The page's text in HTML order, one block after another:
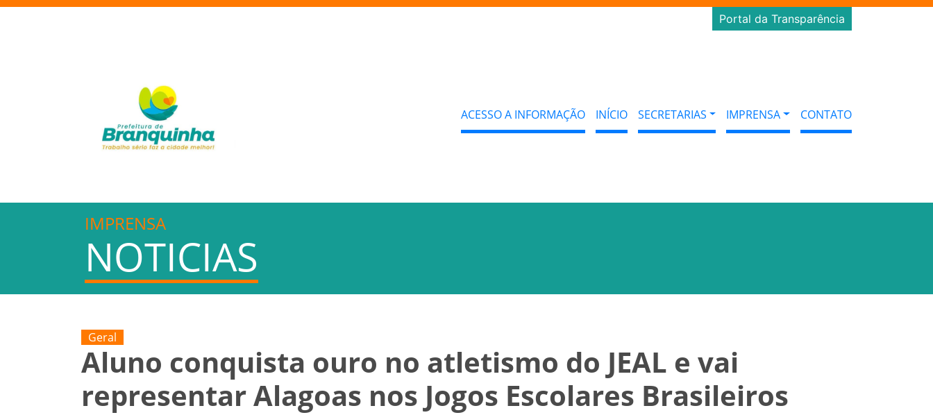
Portal da Transparência
ACESSO A INFORMAÇÃO INÍCIO SECRETARIAS IMPRENSA CONTATO
IMPRENSA
NOTICIAS
Geral
Aluno conquista ouro no atletismo do JEAL e vai
representar Alagoas nos Jogos Escolares Brasileiros